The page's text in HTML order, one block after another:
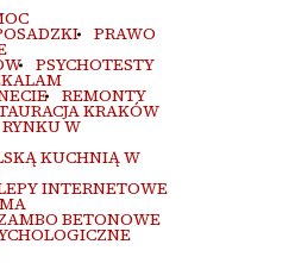
PRAWO
PSYCHOTESTY
REMONTY
KRAKÓW
RYNKU W
KUCHNIĄ W
INTERNETOWE
BETONOWE